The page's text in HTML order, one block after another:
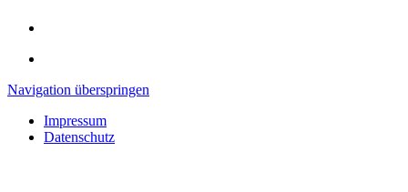
Navigation überspringen
Impressum
Datenschutz